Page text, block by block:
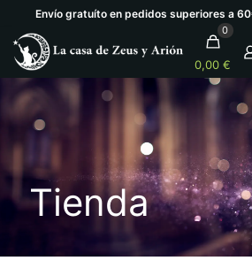
Envío gratuíto en pedidos superiores a
0
0,00 €
Tienda